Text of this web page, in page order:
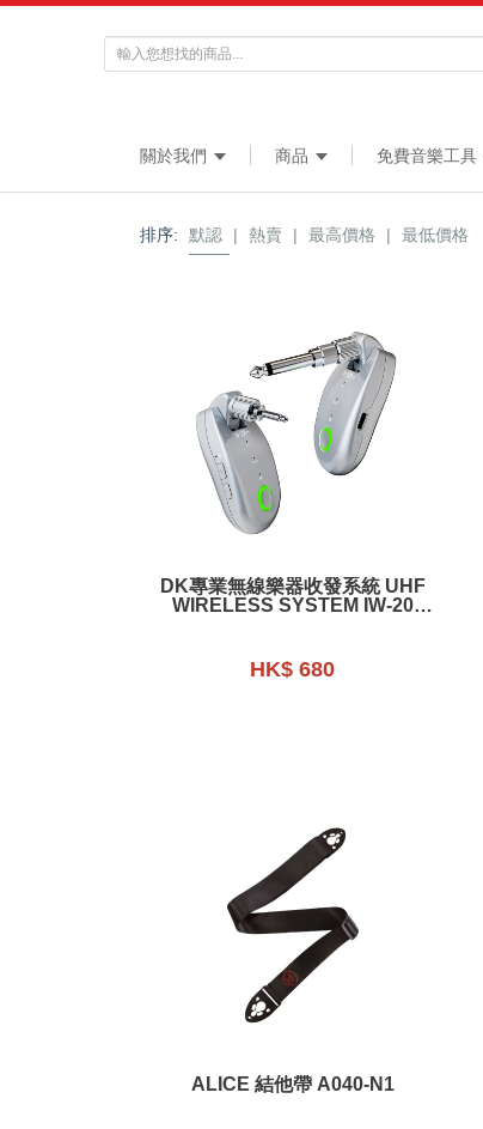
關於我們 商品 免費音樂工具
排序: 默認 | 熱賣 | 最高價格 | 最低價格
DK專業無線樂器收發系統 UHF
WIRELESS SYSTEM IW-20
HK$ 680
ALICE 結他帶 A040-N1